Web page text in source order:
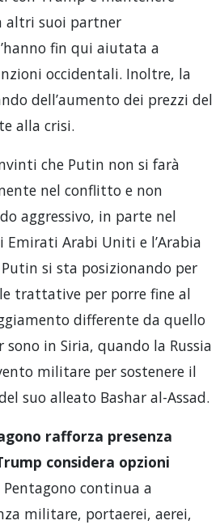
altri suoi partner
fin qui aiutata a
occidentali. Inoltre, la
dell’aumento dei prezzi del
alla crisi.
che Putin non si farà
nel conflitto e non
aggressivo, in parte nel
Emirati Arabi Uniti e l’Arabia
si sta posizionando per
trattative per porre fine al
differente da quello
in Siria, quando la Russia
militare per sostenere il
suo alleato Bashar al-Assad.
rafforza presenza
considera opzioni
continua a
militare, portaerei, aerei,